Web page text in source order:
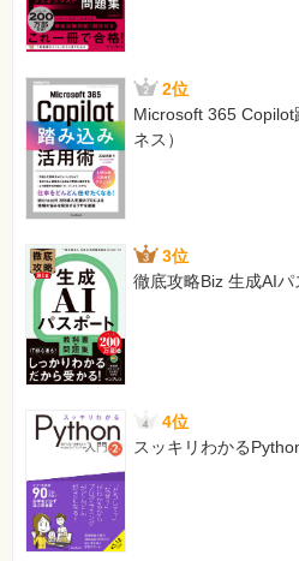
2位
Microsoft 365
ネス）
3位
徹底攻略Biz 生成AI
4位
スッキリわかる